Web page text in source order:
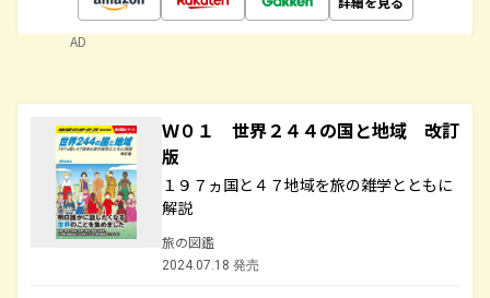
AD
Ｗ０１ 世界２４４の国と地域 改訂
版
１９７ヵ国と４７地域を旅の雑学とともに
解説
旅の図鑑
2024.07.18 発売